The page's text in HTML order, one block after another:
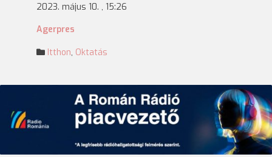
2023. május 10. , 15:26
Agerpres
Itthon, Oktatás